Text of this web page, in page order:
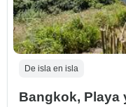
De isla en isla
Bangkok, Playa